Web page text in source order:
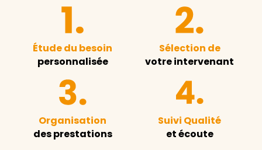
Étude du besoin
personnalisée
Sélection de
votre intervenant
Organisation
des prestations
Suivi Qualité
et écoute